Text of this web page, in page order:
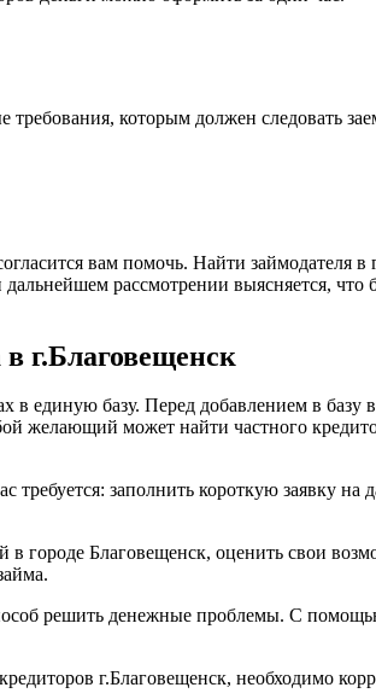
которым должен следовать
вам помочь. Найти займодателя в
рассмотрении выясняется, что
г.Благовещенск
единую базу. Перед добавлением в базу
желающий может найти частного
заполнить короткую заявку на
городе Благовещенск, оценить свои
решить денежные проблемы. С
г.Благовещенск, необходимо